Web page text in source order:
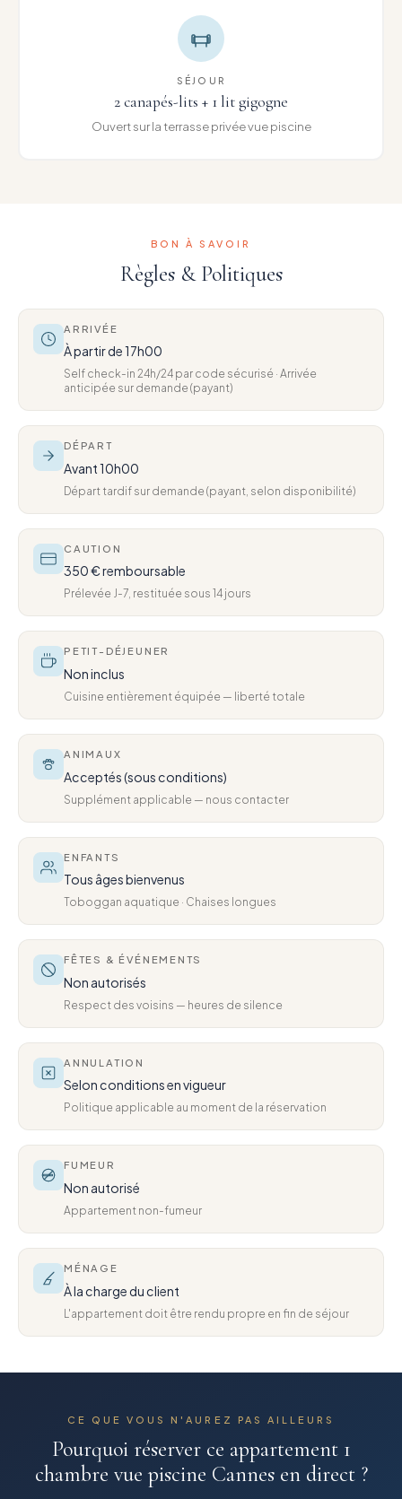
SÉJOUR
2 canapés-lits + 1 lit gigogne
Ouvert sur la terrasse privée vue piscine
BON À SAVOIR
Règles & Politiques
ARRIVÉE
À partir de 17h00
Self check-in 24h/24 par code sécurisé · Arrivée
anticipée sur demande (payant)
DÉPART
Avant 10h00
Départ tardif sur demande (payant, selon disponibilité)
CAUTION
350 € remboursable
Prélevée J-7, restituée sous 14 jours
PETIT-DÉJEUNER
Non inclus
Cuisine entièrement équipée — liberté totale
ANIMAUX
Acceptés (sous conditions)
Supplément applicable — nous contacter
ENFANTS
Tous âges bienvenus
Toboggan aquatique · Chaises longues
FÊTES & ÉVÉNEMENTS
Non autorisés
Respect des voisins — heures de silence
ANNULATION
Selon conditions en vigueur
Politique applicable au moment de la réservation
FUMEUR
Non autorisé
Appartement non-fumeur
MÉNAGE
À la charge du client
L'appartement doit être rendu propre en fin de séjour
CE QUE VOUS N'AUREZ PAS AILLEURS
Pourquoi réserver ce appartement 1
chambre vue piscine Cannesen direct ?